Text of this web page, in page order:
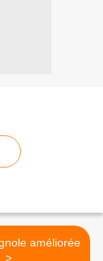
améliorée
>